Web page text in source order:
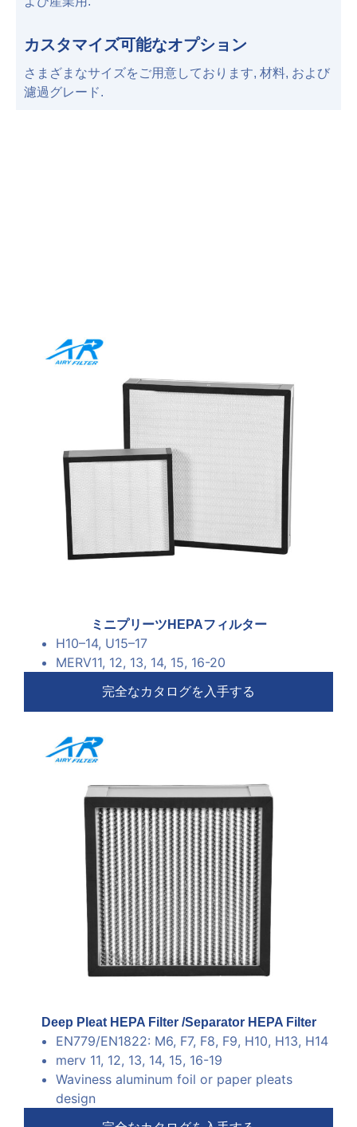
カスタマイズ可能なオプション
さまざまなサイズをご用意しております, 材料, および
濾過グレード.
ミニプリーツHEPAフィルター
H10–14, U15–17
MERV11, 12, 13, 14, 15, 16-20
完全なカタログを入手する
Deep Pleat HEPA Filter /Separator HEPA Filter
EN779/EN1822: M6, F7, F8, F9, H10, H13, H14
merv 11, 12, 13, 14, 15, 16-19
Waviness aluminum foil or paper pleats
design